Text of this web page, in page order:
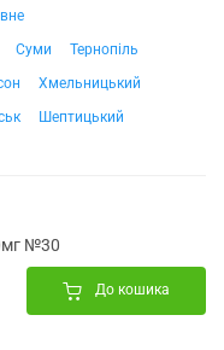
Суми
Тернопіль
Хмельницький
Шептицький
№30
До кошика